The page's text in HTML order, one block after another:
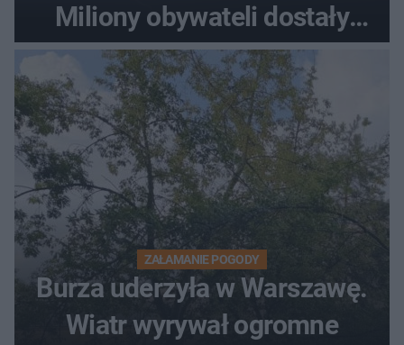
Miliony obywateli dostały
wiadomości z pilnym
ostrzeżeniem
ZAŁAMANIE POGODY
Burza uderzyła w Warszawę.
Wiatr wyrywał ogromne